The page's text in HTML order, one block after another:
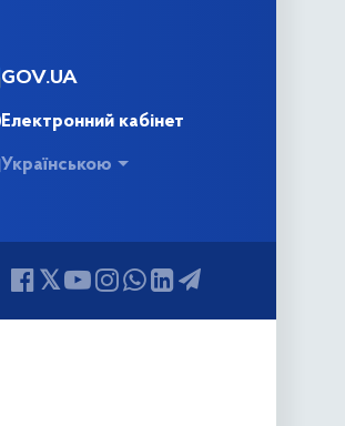
GOV.UA
Електронний кабінет
Українською